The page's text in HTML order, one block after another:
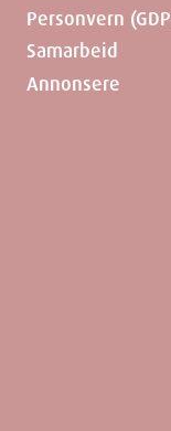
Personvern
Samarbeid
Annonsere